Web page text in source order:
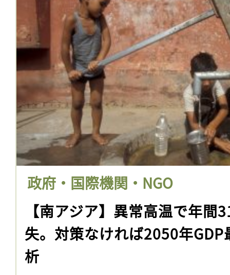
政府・国際機関・NGO
【南アジア】異常高温で年間
失。対策なければ2050年
析